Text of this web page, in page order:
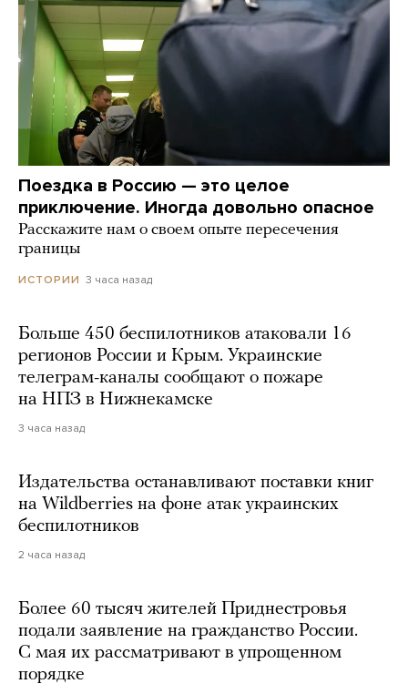
Поездка в Россию — это целое
приключение. Иногда довольно опасное
Расскажите нам о своем опыте пересечения
границы
ИСТОРИИ 3 часа назад
Больше 450 беспилотников атаковали 16
регионов России и Крым. Украинские
телеграм-каналы сообщают о пожаре
на НПЗ в Нижнекамске
3 часа назад
Издательства останавливают поставки книг
на Wildberries на фоне атак украинских
беспилотников
2 часа назад
Более 60 тысяч жителей Приднестровья
подали заявление на гражданство России.
С мая их рассматривают в упрощенном
порядке